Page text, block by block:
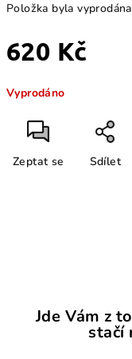
Položka byla
620 Kč
cena:
Vyprodáno
Zeptat se Sdílet
Jde Vám z
stačí